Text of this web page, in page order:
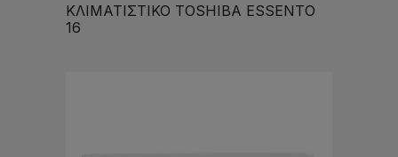
ΚΛΙΜΑΤΙΣΤΙΚΟ TOSHIBA ESSENTO
16